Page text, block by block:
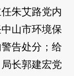
朱艾路党内
山市环境保
告处分；给
长郭建宏党